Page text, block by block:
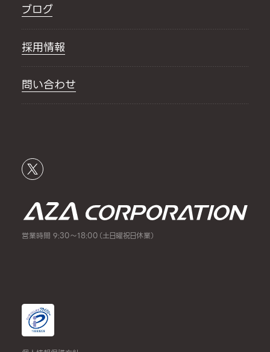
ブログ
採用情報
問い合わせ
営業時間 9:30～18:00（土日曜祝日休業）